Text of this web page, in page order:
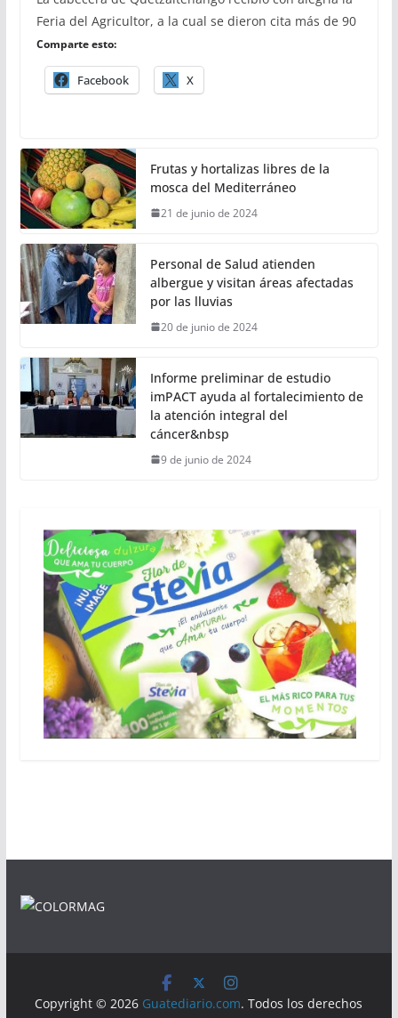
Feria del Agricultor, a la cual se dieron cita más de 90
Comparte esto:
Facebook X
Frutas y hortalizas libres de la
mosca del Mediterráneo
21 de junio de 2024
Personal de Salud atienden
albergue y visitan áreas afectadas
por las lluvias
20 de junio de 2024
Informe preliminar de estudio
imPACT ayuda al fortalecimiento de
la atención integral del
cáncer&nbsp
9 de junio de 2024
Copyright © 2026 Guatediario.com. Todos los derechos